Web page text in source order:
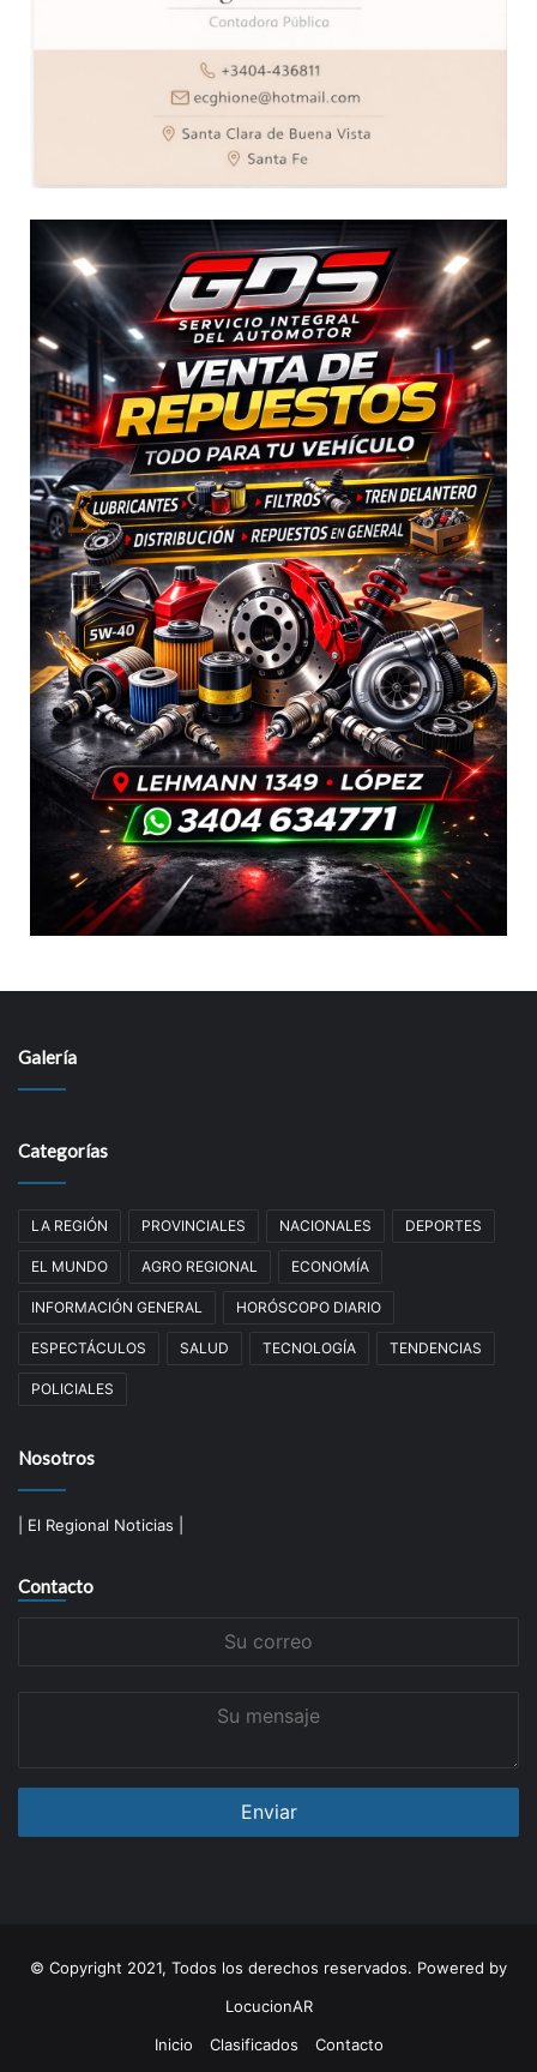
Galería
Categorías
LA REGIÓN PROVINCIALES NACIONALES DEPORTES
EL MUNDO AGRO REGIONAL ECONOMÍA
INFORMACIÓN GENERAL HORÓSCOPO DIARIO
ESPECTÁCULOS SALUD TECNOLOGÍA TENDENCIAS
POLICIALES
Nosotros
| El Regional Noticias |
Contacto
© Copyright 2021, Todos los derechos reservados. Powered by
LocucionAR
Inicio
Clasificados Contacto